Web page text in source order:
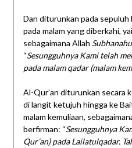
Dan diturunkan pada sepuluh
pada malam yang diberkahi,
sebagaimana Allah
“Sesungguhnya Kami telah
pada malam qadar (malam
Al-Qur’an diturunkan secara
di langit ketujuh hingga ke
malam kemuliaan,
berfirman: “Sesungguhnya
Qur’an) pada Lailatulqadar.